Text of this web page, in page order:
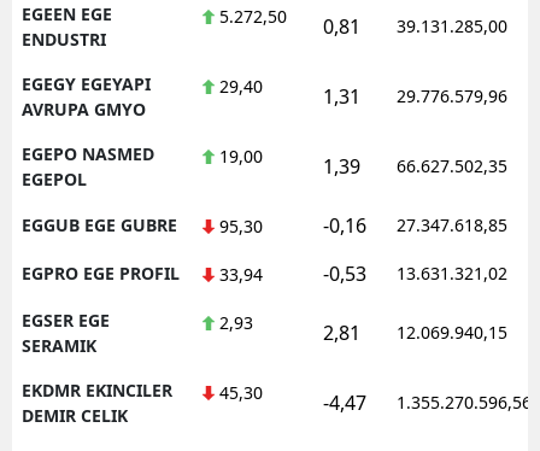
EGEEN EGE
ENDUSTRI
5.272,50 0,81 39.131.285,00
EGEGY EGEYAPI
AVRUPA GMYO
29,40 1,31 29.776.579,96
EGEPO NASMED
EGEPOL
19,00 1,39 66.627.502,35
EGGUB EGE GUBRE 95,30 -0,16 27.347.618,85
EGPRO EGE PROFIL 33,94 -0,53 13.631.321,02
EGSER EGE
SERAMIK
2,93 2,81 12.069.940,15
EKDMR EKINCILER
DEMIR CELIK
45,30 -4,47 1.355.270.596,56